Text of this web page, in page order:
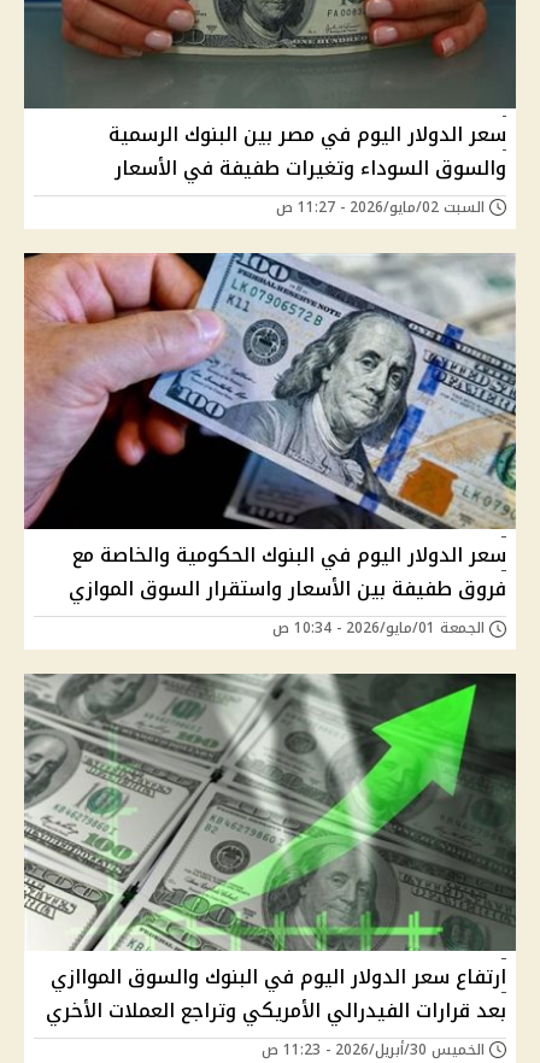
سعر الدولار اليوم في مصر بين البنوك الرسمية
والسوق السوداء وتغيرات طفيفة في الأسعار
السبت 02/مايو/2026 - 11:27 ص
سعر الدولار اليوم في البنوك الحكومية والخاصة مع
فروق طفيفة بين الأسعار واستقرار السوق الموازي
الجمعة 01/مايو/2026 - 10:34 ص
ارتفاع سعر الدولار اليوم في البنوك والسوق المواازي
بعد قرارات الفيدرالي الأمريكي وتراجع العملات الأخري
الخميس 30/أبريل/2026 - 11:23 ص